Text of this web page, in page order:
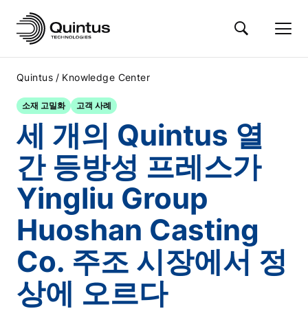
Quintus / Knowledge Center
소재 고밀화 고객 사례
세 개의 Quintus 열
간 등방성 프레스가
Yingliu Group
Huoshan Casting
Co. 주조 시장에서 정
상에 오르다